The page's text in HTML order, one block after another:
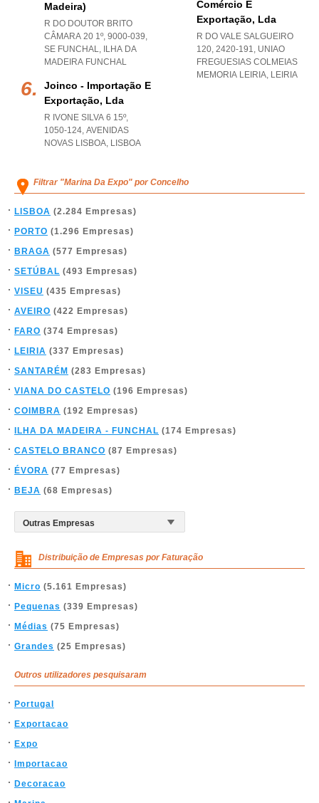
Madeira)
R DO DOUTOR BRITO
CÂMARA 20 1º, 9000-039,
SE FUNCHAL, ILHA DA
MADEIRA FUNCHAL
Joinco - Importação E
Exportação, Lda
R IVONE SILVA 6 15º,
1050-124, AVENIDAS
NOVAS LISBOA, LISBOA
Comércio E
Exportação, Lda
R DO VALE SALGUEIRO
120, 2420-191, UNIAO
FREGUESIAS COLMEIAS
MEMORIA LEIRIA, LEIRIA
Filtrar "Marina Da Expo" por Concelho
LISBOA (2.284 Empresas)
PORTO (1.296 Empresas)
BRAGA (577 Empresas)
SETÚBAL (493 Empresas)
VISEU (435 Empresas)
AVEIRO (422 Empresas)
FARO (374 Empresas)
LEIRIA (337 Empresas)
SANTARÉM (283 Empresas)
VIANA DO CASTELO (196 Empresas)
COIMBRA (192 Empresas)
ILHA DA MADEIRA - FUNCHAL (174 Empresas)
CASTELO BRANCO (87 Empresas)
ÉVORA (77 Empresas)
BEJA (68 Empresas)
Distribuição de Empresas por Faturação
Micro (5.161 Empresas)
Pequenas (339 Empresas)
Médias (75 Empresas)
Grandes (25 Empresas)
Outros utilizadores pesquisaram
Portugal
Exportacao
Expo
Importacao
Decoracao